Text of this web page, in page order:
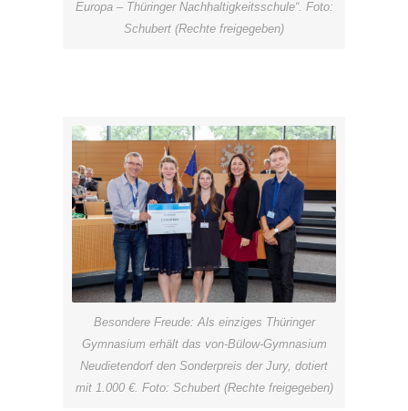
Europa – Thüringer Nachhaltigkeitsschule“. Foto:
Schubert (Rechte freigegeben)
Besondere Freude: Als einziges Thüringer
Gymnasium erhält das von-Bülow-Gymnasium
Neudietendorf den Sonderpreis der Jury, dotiert
mit 1.000 €. Foto: Schubert (Rechte freigegeben)